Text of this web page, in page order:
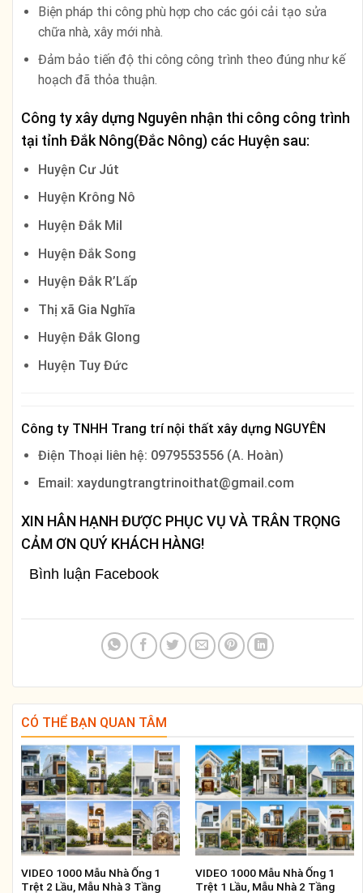
Biện pháp thi công phù hợp cho các gói cải tạo sửa
chữa nhà, xây mới nhà.
Đảm bảo tiến độ thi công công trình theo đúng như kế
hoạch đã thỏa thuận.
Công ty xây dựng Nguyên nhận thi công công trình
tại tỉnh Đắk Nông(Đắc Nông) các Huyện sau:
Huyện Cư Jút
Huyện Krông Nô
Huyện Đắk Mil
Huyện Đắk Song
Huyện Đắk R’Lấp
Thị xã Gia Nghĩa
Huyện Đắk Glong
Huyện Tuy Đức
Công ty TNHH Trang trí nội thất xây dựng NGUYÊN
Điện Thoại liên hệ: 0979553556 (A. Hoàn)
Email: xaydungtrangtrinoithat@gmail.com
XIN HÂN HẠNH ĐƯỢC PHỤC VỤ VÀ TRÂN TRỌNG
CẢM ƠN QUÝ KHÁCH HÀNG!
Bình luận Facebook
CÓ THỂ BẠN QUAN TÂM
VIDEO 1000 Mẫu Nhà Ống 1
Trệt 2 Lầu, Mẫu Nhà 3 Tầng
VIDEO 1000 Mẫu Nhà Ống 1
Trệt 1 Lầu, Mẫu Nhà 2 Tầng